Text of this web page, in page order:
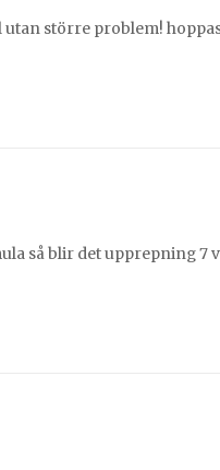
större problem!
så blir det upprepning